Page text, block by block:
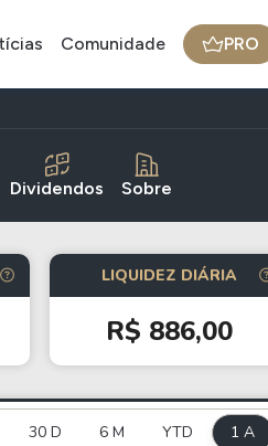
Comunidade PRO
Pesquisar
FII
TRXF11
Criptomoedas
Bitcoin
Ethereum
Dividendos Sobre
LIQUIDEZ DIÁRIA
R$ 886,00
30 D 6 M YTD 1 A